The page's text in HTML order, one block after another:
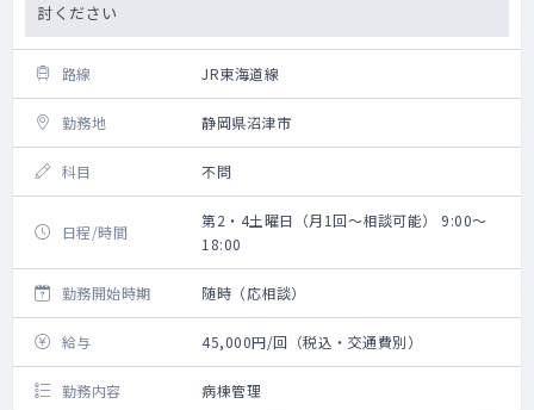
討ください
路線 JR東海道線
勤務地 静岡県沼津市
科目 不問
日程/時間
第2・4土曜日（月1回～相談可能） 9:00～
18:00
勤務開始時期 随時（応相談）
給与 45,000円/回（税込・交通費別）
勤務内容 病棟管理